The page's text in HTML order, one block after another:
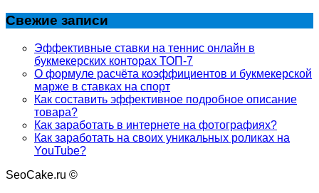
Свежие записи
Эффективные ставки на теннис онлайн в
букмекерских конторах ТОП-7
О формуле расчёта коэффициентов и букмекерской
марже в ставках на спорт
Как составить эффективное подробное описание
товара?
Как заработать в интернете на фотографиях?
Как заработать на своих уникальных роликах на
YouTube?
SeoCake.ru ©